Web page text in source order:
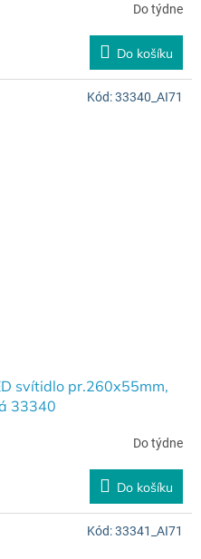
Do týdne
Do košíku
svítidlo pr.260x55mm,
33340
Do týdne
Do košíku
Kód:33340_AI71
Kód:33341_AI71